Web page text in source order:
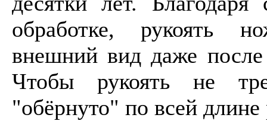
обработке, рукоять
внешний вид даже после
Чтобы рукоять не
"обёрнуто" по всей длине